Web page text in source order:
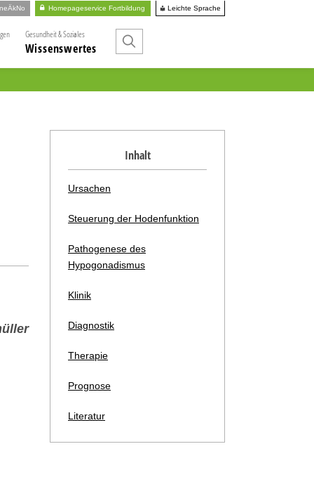
Homepageservice Fortbildung Leichte Sprache
Gesundheit & Soziales
Wissenswertes
Inhalt
Ursachen
Steuerung der Hodenfunktion
Pathogenese des
Hypogonadismus
Klinik
Diagnostik
Therapie
Prognose
Literatur